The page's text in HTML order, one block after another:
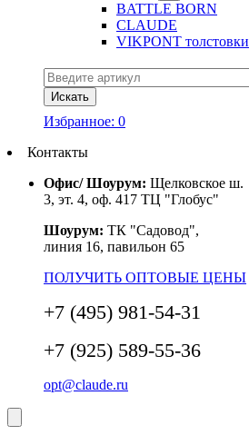
BATTLE BORN
CLAUDE
VIKPONT толстовки
Избранное: 0
Контакты
Офис/ Шоурум: Щелковское ш.
3, эт. 4, оф. 417 ТЦ "Глобус"
Шоурум: ТК "Садовод",
линия 16, павильон 65
ПОЛУЧИТЬ ОПТОВЫЕ ЦЕНЫ
+7 (495) 981-54-31
+7 (925) 589-55-36
opt@claude.ru